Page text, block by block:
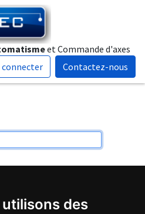
des
et Commande d'axes
connecter
Contactez-nous